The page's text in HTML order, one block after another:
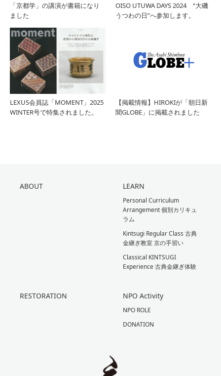
「京都学」の講演が書籍になり
ました
OISO UTUWA DAYS 2024 “大磯
うつわの日”へ参加します。
LEXUS会員誌「MOMENT」2025
WINTER号で特集されました。
【掲載情報】HIROKIが「朝日新
聞GLOBE」に掲載されました
ABOUT LEARN
Personal Curriculum
Arrangement 個別カリキュ
ラム
Kintsugi Regular Class 古典
金継ぎ教室 京の手習い
Classical KINTSUGI
Experience 古典金継ぎ体験
RESTORATION NPO Activity
NPO ROLE
DONATION